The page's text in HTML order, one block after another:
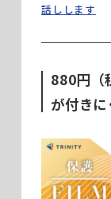
話しします
880円（
が付き